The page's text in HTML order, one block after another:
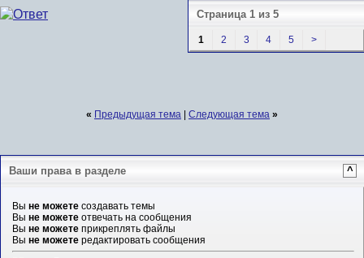
Страница 1 из 5
1 2 3 4 5 >
« Предыдущая тема | Следующая тема »
Ваши права в разделе ^
Вы не можетесоздавать темы
Вы не можетеотвечать на сообщения
Вы не можетеприкреплять файлы
Вы не можетередактировать сообщения